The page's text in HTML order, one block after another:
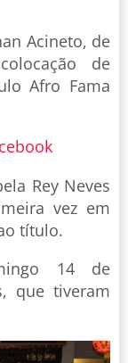
Acineto, de
de
Afro Fama
Rey Neves
vez em
título.
14 de
que tiveram